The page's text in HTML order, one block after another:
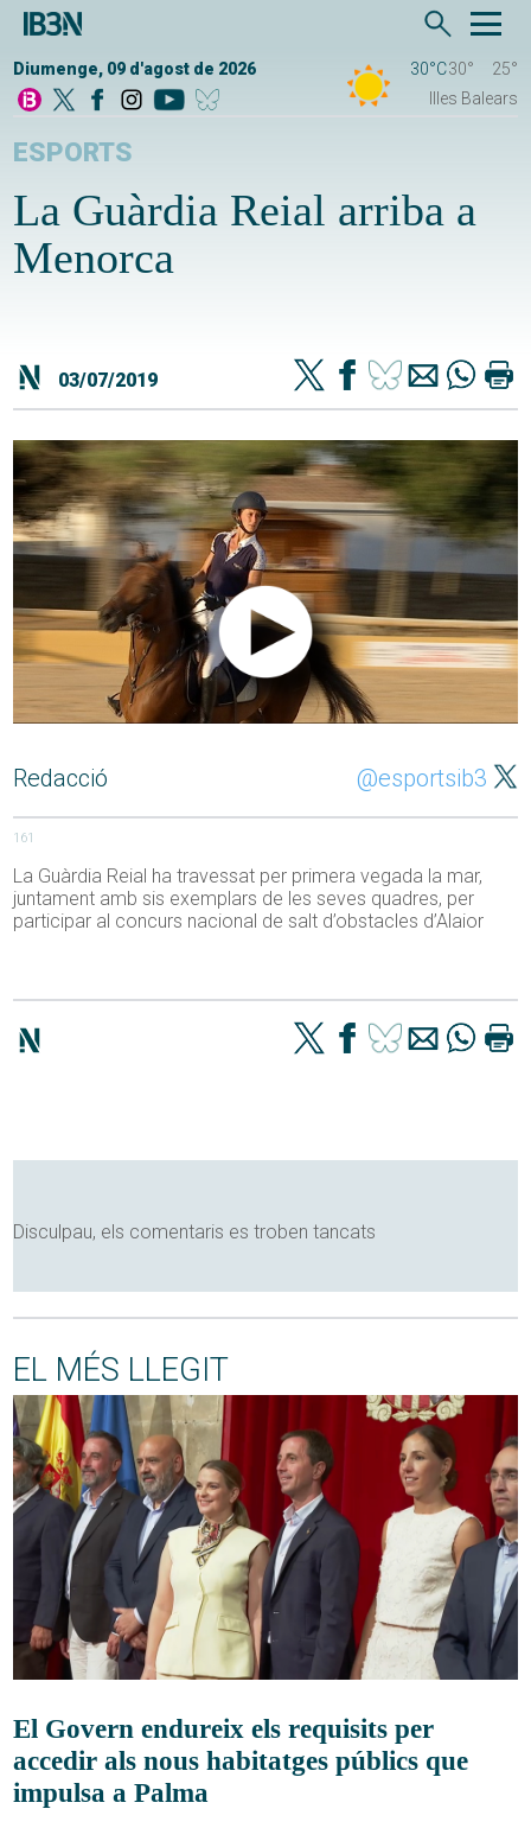
Diumenge, 09 d'agost de 2026 30°C30°
25°
Illes Balears
ESPORTS
La Guàrdia Reial arriba a
Menorca
03/07/2019
Redacció @esportsib3
161
La Guàrdia Reial ha travessat per primera vegada la mar,
juntament amb sis exemplars de les seves quadres, per
participar al concurs nacional de salt d’obstacles d’Alaior
Disculpau, els comentaris es troben tancats
EL MÉS LLEGIT
El Govern endureix els requisits per
accedir als nous habitatges públics que
impulsa a Palma